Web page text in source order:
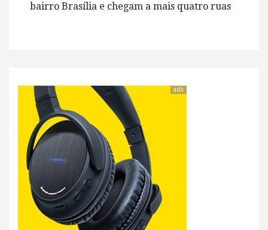
bairro Brasília e chegam a mais quatro ruas
ads